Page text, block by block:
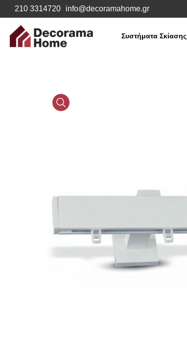
210 3314720 info@decoramahome.gr
Συστήματα Σκίασης
Media